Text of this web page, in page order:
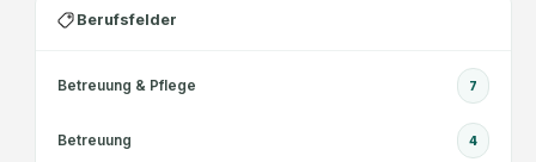
Berufsfelder
Betreuung & Pflege 7
Betreuung 4